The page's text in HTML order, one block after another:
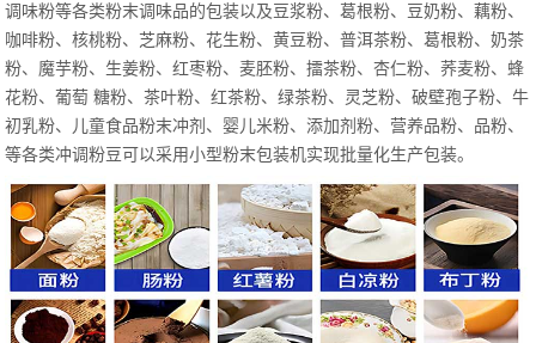
调味粉等各类粉末调味品的包装以及豆浆粉、葛根粉、豆奶粉、藕粉、
咖啡粉、核桃粉、芝麻粉、花生粉、黄豆粉、普洱茶粉、葛根粉、奶茶
粉、魔芋粉、生姜粉、红枣粉、麦胚粉、擂茶粉、杏仁粉、荞麦粉、蜂
花粉、葡萄 糖粉、茶叶粉、红茶粉、绿茶粉、灵芝粉、破壁孢子粉、牛
初乳粉、儿童食品粉末冲剂、婴儿米粉、添加剂粉、营养品粉、品粉、
等各类冲调粉豆可以采用小型粉末包装机实现批量化生产包装。